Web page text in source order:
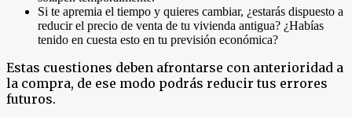
Si te apremia el tiempo y quieres cambiar, ¿estarás dispuesto a
reducir el precio de venta de tu vivienda antigua? ¿Habías
tenido en cuesta esto en tu previsión económica?
Estas cuestiones deben afrontarse con anterioridad a
la compra, de ese modo podrás reducir tus errores
futuros.